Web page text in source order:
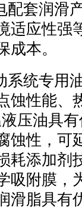
套润滑
适应性强
本。
统专用
蚀性能、
压油具
蚀性，可
耗添加剂
吸附膜，
滑脂具有